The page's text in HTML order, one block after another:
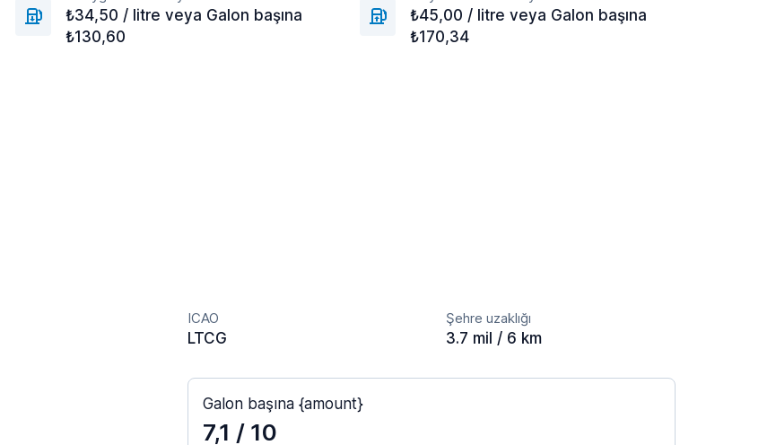
₺34,50 / litre veya Galon başına
₺130,60
₺45,00 / litre veya Galon başına
₺170,34
ICAO
LTCG
Şehre uzaklığı
3.7 mil / 6 km
Galon başına {amount}
7,1 / 10